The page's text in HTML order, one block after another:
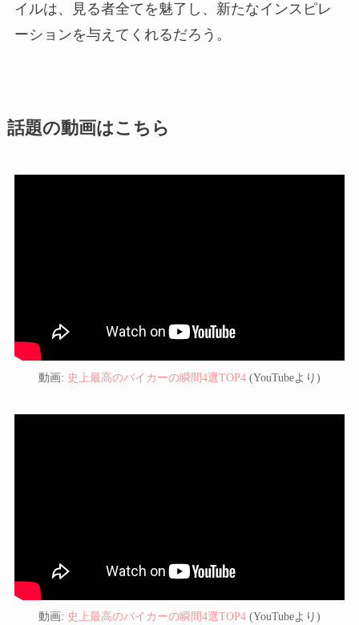
イルは、見る者全てを魅了し、新たなインスピレ
ーションを与えてくれるだろう。
話題の動画はこちら
動画: 史上最高のバイカーの瞬間4選TOP4 (YouTubeより)
動画: 史上最高のバイカーの瞬間4選TOP4 (YouTubeより)